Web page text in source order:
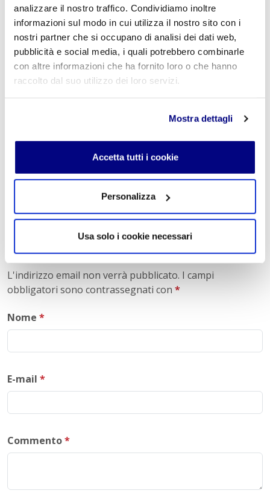
analizzare il nostro traffico. Condividiamo inoltre
informazioni sul modo in cui utilizza il nostro sito con i
nostri partner che si occupano di analisi dei dati web,
pubblicità e social media, i quali potrebbero combinarle
con altre informazioni che ha fornito loro o che hanno
raccolto dal suo utilizzo dei loro servizi.
Mostra dettagli
Accetta tutti i cookie
Personalizza
Usa solo i cookie necessari
sistema nervoso, rispetto a suoni di altro tipo”.
« Indietro
Turismo, Liceo delle Scienze Umane e Liceo Scientifico
Via Accademia, 26/29 Milano – Viale Fulvio Testi, 7 Milano – Tel.
Scuola Privata Turismo Milano
indirizzo Economico Sociale Milano
Liceo Scientifico Milano
Contattaci per maggiori informazioni:info@istitutofreud.it
Lascia un commento
L'indirizzo email non verrà pubblicato. I campi
obbligatori sono contrassegnati con *
Nome *
E-mail *
Commento*